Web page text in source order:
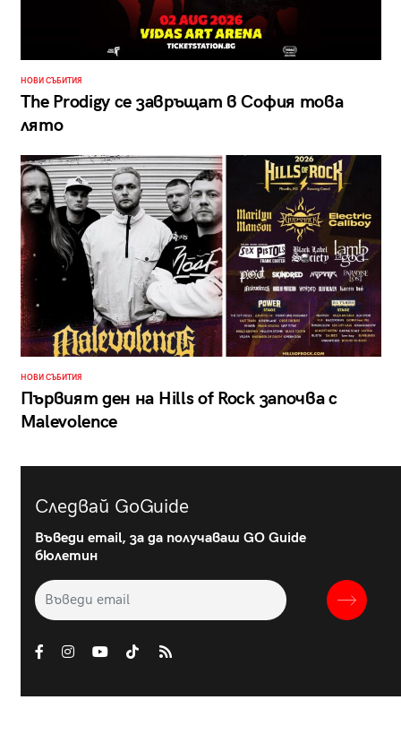
НОВИ СЪБИТИЯ
The Prodigy се завръщат в София това
лято
НОВИ СЪБИТИЯ
Първият ден на Hills of Rock започва с
Malevolence
Следвай GoGuide
Въведи email, за да получаваш GO Guide
бюлетин